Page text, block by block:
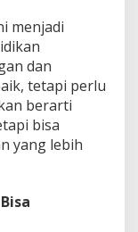
menjadi
dan
tetapi perlu
berarti
bisa
yang lebih